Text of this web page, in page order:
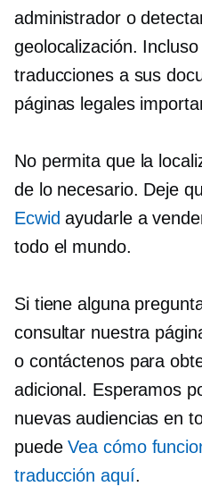
administrador o
geolocalización.
traducciones a sus
páginas legales
No permita que la
de lo necesario. Deje
Ecwid ayudarle a
todo el mundo.
Si tiene alguna
consultar nuestra
o contáctenos para
adicional. Esperamos
nuevas audiencias en
puedeVea cómo
traducción aquí.